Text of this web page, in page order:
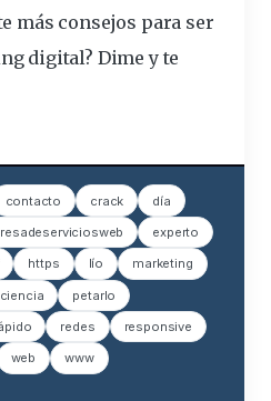
más consejos para ser
digital? Dime y te
contacto crack día
experto
https lío marketing
petarlo
redes responsive
web www